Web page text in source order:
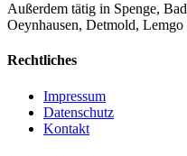
Außerdem tätig in Spenge,
Oeynhausen, Detmold,
Rechtliches
Impressum
Datenschutz
Kontakt